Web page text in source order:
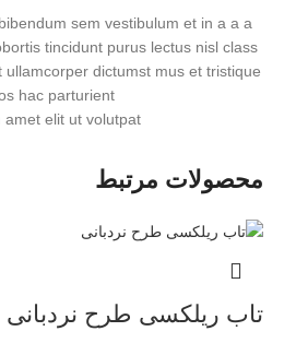
sem vestibulum et in a a a
tincidunt purus lectus nisl class
dictumst mus et tristique
hac parturient
elit ut volutpat.
محصولات مرتبط
تاب ریلکسی طرح نردبانی